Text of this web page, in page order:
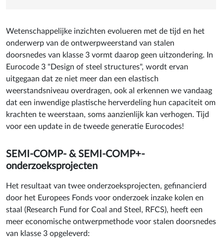
Wetenschappelijke inzichten evolueren met de tijd en het
onderwerp van de ontwerpweerstand van stalen
doorsnedes van klasse 3 vormt daarop geen uitzondering. In
Eurocode 3 "Design of steel structures", wordt ervan
uitgegaan dat ze niet meer dan een elastisch
weerstandsniveau overdragen, ook al erkennen we vandaag
dat een inwendige plastische herverdeling hun capaciteit om
krachten te weerstaan, soms aanzienlijk kan verhogen. Tijd
voor een update in de tweede generatie Eurocodes!
SEMI-COMP- & SEMI-COMP+-
onderzoeksprojecten
Het resultaat van twee onderzoeksprojecten, gefinancierd
door het Europees Fonds voor onderzoek inzake kolen en
staal (Research Fund for Coal and Steel, RFCS), heeft een
meer economische ontwerpmethode voor stalen doorsnedes
van klasse 3 opgeleverd: